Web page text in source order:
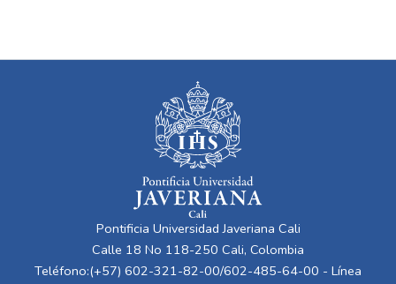
Pontificia Universidad Javeriana Cali
Calle 18 No 118-250 Cali, Colombia
Teléfono:(+57) 602-321-82-00/602-485-64-00 - Línea